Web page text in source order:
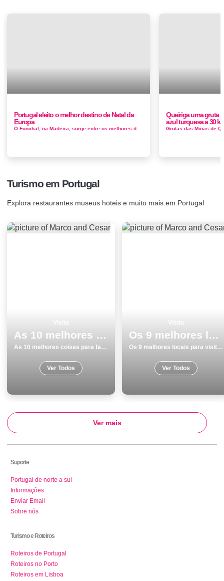
Portugal eleito o melhor destino de Natal da
Europa
Queiriga uma gruta
azul turquesa a 30
Turismo em Portugal
Explora restaurantes museus hoteis e muito mais em Portugal
As 10 melhores coisas para fazer e visitar em Porto
As 10 melhores coisas para fazer e visitar em Porto
Ver Todos
Os 9 melhores locais para visitar em Vila do Conde
Os 9 melhores locais para visitar em Vila do Conde
Ver Todos
Ver mais
Suporte
Portugal de norte a sul
Informações
Enviar Email
Sobre nós
Turismo e Roteiros
Roteiros de Portugal
Roteiros no Porto
Roteiros em Lisboa